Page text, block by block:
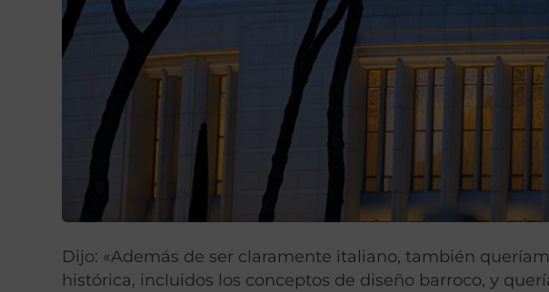
Dijo: «Además de ser claramente italiano, también
histórica, incluidos los conceptos de diseño barroco, y